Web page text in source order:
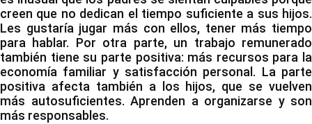
creen que no dedican el tiempo suficiente a sus hijos.
Les gustaría jugar más con ellos, tener más tiempo
para hablar. Por otra parte, un trabajo remunerado
también tiene su parte positiva: más recursos para la
economía familiar y satisfacción personal. La parte
positiva afecta también a los hijos, que se vuelven
más autosuficientes. Aprenden a organizarse y son
más responsables.